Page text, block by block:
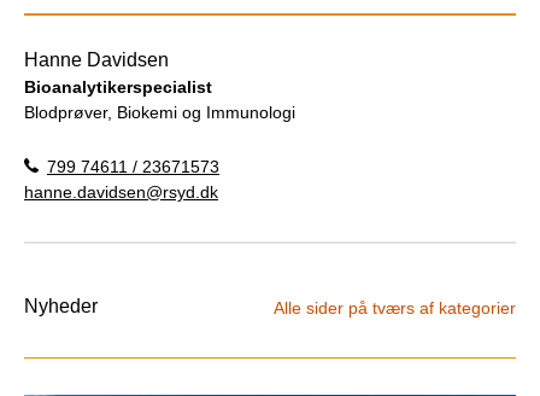
Hanne Davidsen
Bioanalytikerspecialist
Blodprøver, Biokemi og Immunologi
799 74611 / 23671573
hanne.davidsen@rsyd.dk
Nyheder Alle sider på tværs af kategorier